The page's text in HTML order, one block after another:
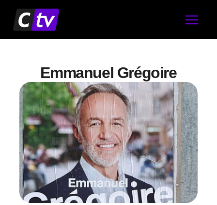
contenu
Emmanuel Grégoire